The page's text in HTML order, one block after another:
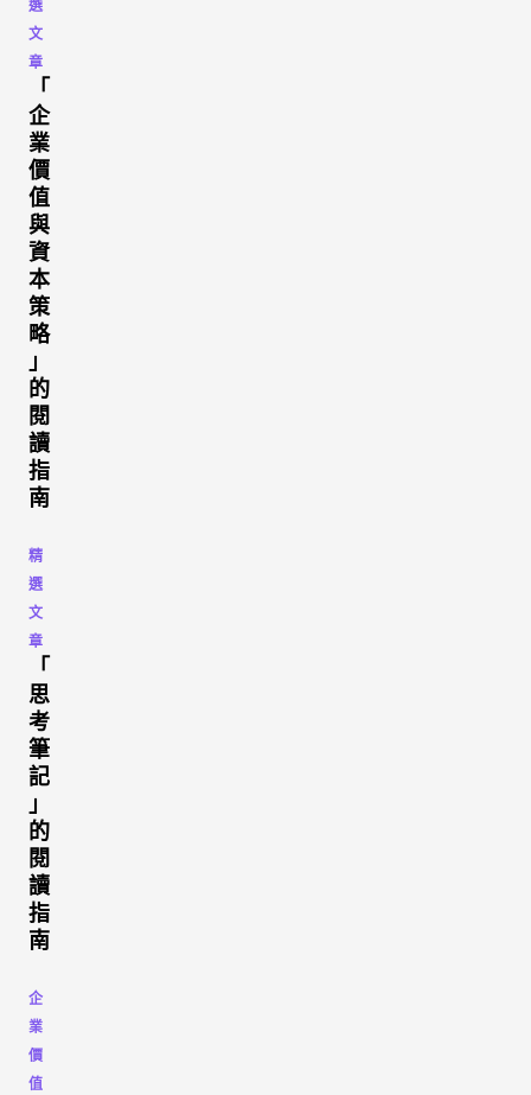
選
文
章
「
企
業
價
值
與
資
本
策
略
」
的
閱
讀
指
南
精
選
文
章
「
思
考
筆
記
」
的
閱
讀
指
南
企
業
價
值